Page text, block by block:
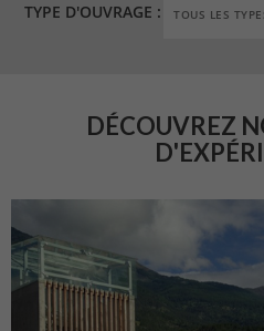
TYPE D'OUVRAGE :
DÉCOUVREZ